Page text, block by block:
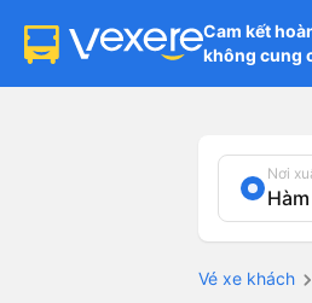
Cam kết
không cung
Nơi
Vé xe khách